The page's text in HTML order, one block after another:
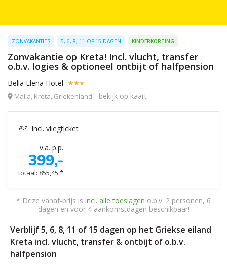
ZONVAKANTIES 5, 6, 8, 11 OF 15 DAGEN KINDERKORTING
Zonvakantie op Kreta! Incl. vlucht, transfer
o.b.v. logies & optioneel ontbijt of halfpension
Bella Elena Hotel
Malia, Kreta, Griekenland bekijk op kaart
Incl. vliegticket
v.a. p.p.
399,-
totaal: 855,45 *
* Deze vanaf-prijs is incl. alle toeslagen o.b.v. 2 personen, 6
dagen en voor 4 aankomstdagen beschikbaar!
Verblijf 5, 6, 8, 11 of 15 dagen op het Griekse eiland
Kreta incl. vlucht, transfer & ontbijt of o.b.v.
halfpension